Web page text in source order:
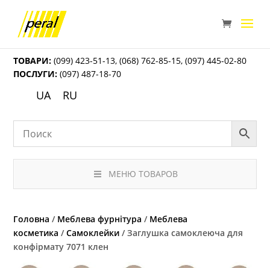
ТОВАРИ: (099) 423-51-13,(068) 762-85-15,(097) 445-02-80
ПОСЛУГИ: (097) 487-18-70
UA RU
МЕНЮ ТОВАРОВ
Головна / Меблева фурнітура / Меблева
косметика /Самоклейки / Заглушка самоклеюча для
конфірмату 7071 клен